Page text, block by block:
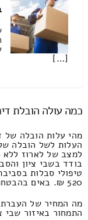
[…]
כמה עולה הובלת
מהי עלות הובלה של
העלות לשל הובלה
למצב של לארוז ללא
בודד בשבי ציון
520 ₪. באים בהבטחה להוזיל כלל ההצעות
מה המחיר של העברת
התמחור באיזור שבי ציון הינו 1840